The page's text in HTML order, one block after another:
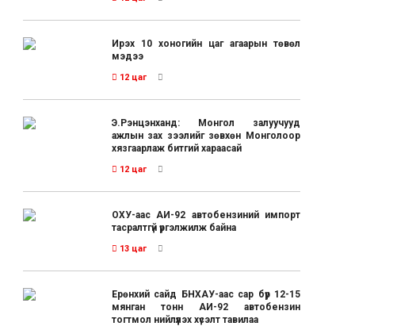
Ирэх 10 хоногийн цаг агаарын төвөл
мэдээ
12 цаг
Э.Рэнцэнханд: Монгол залуучууд
ажлын зах зээлийг зөвхөн Монголоор
хязгаарлаж битгий хараасай
12 цаг
ОХУ-аас АИ-92 автобензиний импорт
тасралтгүй үргэлжилж байна
13 цаг
Ерөнхий сайд БНХАУ-аас сар бүр 12-15
мянган тонн АИ-92 автобензин
тогтмол нийлүүлэх хүсэлт тавилаа